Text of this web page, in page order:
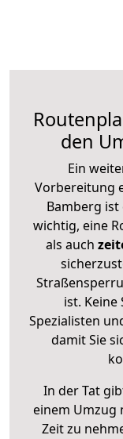
den
Ein
Vorbereitung
Bamberg ist
wichtig, eine
als auch
ist.
Spezialisten
damit Sie
In der Tat
einem Umzug
Zeit zu